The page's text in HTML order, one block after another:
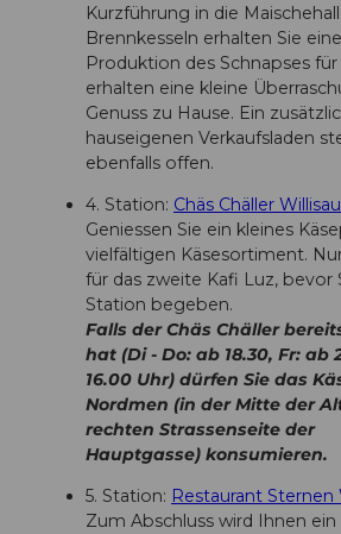
Kurzführung in die
Brennkesseln erhalten Sie
Produktion des Schnapses für
erhalten eine kleine
Genuss zu Hause. Ein
hauseigenen Verkaufsladen
ebenfalls offen.
4. Station: Chäs Chäller Willisau
Geniessen Sie ein kleines
vielfältigen Käsesortiment.
für das zweite Kafi Luz, bevor
Station begeben.
Falls der Chäs Chäller
hat (Di - Do: ab 18.30, Fr: ab
16.00 Uhr) dürfen Sie das
Nordmen (in der Mitte der
rechten Strassenseite der
Hauptgasse) konsumieren.
5. Station: Restaurant Sternen
Zum Abschluss wird Ihnen ein